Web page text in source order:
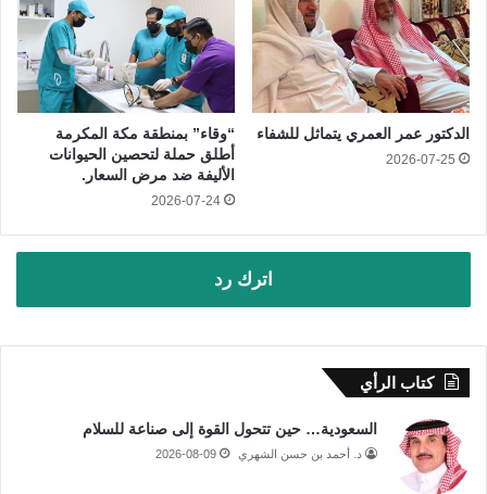
الدكتور عمر العمري يتماثل للشفاء
2026-07-25
“وقاء” بمنطقة مكة المكرمة
أطلق حملة لتحصين الحيوانات
الأليفة ضد مرض السعار.
2026-07-24
اترك رد
كتاب الرأي
السعودية… حين تتحول القوة إلى صناعة للسلام
د. أحمد بن حسن الشهري 2026-08-09